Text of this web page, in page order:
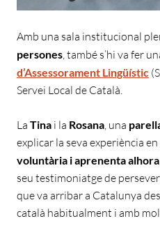
Amb una sala institucional
persones, també s’hi va fer
d’Assessorament Lingüístic
Servei Local de Català.
La Tina i la Rosana, una
explicar la seva experiència
voluntària i aprenenta alhora
seu testimoniatge de
que va arribar a Catalunya
català habitualment i amb